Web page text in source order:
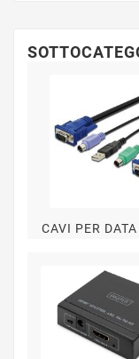
CAVI PER